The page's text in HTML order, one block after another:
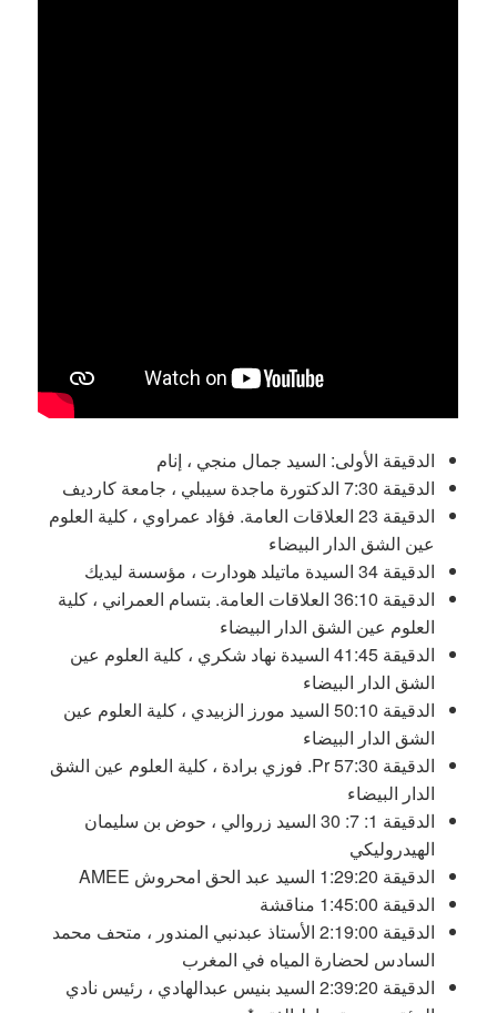
الدقيقة الأولى: السيد جمال منجي ، إنام
الدقيقة 7:30 الدكتورة ماجدة سيبلي ، جامعة كارديف
الدقيقة 23 العلاقات العامة. فؤاد عمراوي ، كلية العلوم
عين الشق الدار البيضاء
الدقيقة 34 السيدة ماتيلد هودارت ، مؤسسة ليديك
الدقيقة 36:10 العلاقات العامة. بتسام العمراني ، كلية
العلوم عين الشق الدار البيضاء
الدقيقة 41:45 السيدة نهاد شكري ، كلية العلوم عين
الشق الدار البيضاء
الدقيقة 50:10 السيد مورز الزبيدي ، كلية العلوم عين
الشق الدار البيضاء
الدقيقة 57:30 Pr. فوزي برادة ، كلية العلوم عين الشق
الدار البيضاء
الدقيقة 1: 7: 30 السيد زروالي ، حوض بن سليمان
الهيدروليكي
الدقيقة 1:29:20 السيد عبد الحق امحروش AMEE
الدقيقة 1:45:00 مناقشة
الدقيقة 2:19:00 الأستاذ عبدنبي المندور ، متحف محمد
السادس لحضارة المياه في المغرب
الدقيقة 2:39:20 السيد بنيس عبدالهادي ، رئيس نادي